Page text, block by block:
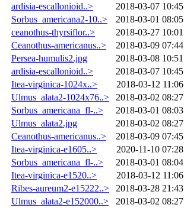
ardisia-escallonioid..>
2018-03-07 10:45
Sorbus_americana2-10..>
2018-03-01 08:05
ceanothus-thyrsiflor..>
2018-03-27 10:01
Ceanothus-americanus..>
2018-03-09 07:44
Persea-humulis2.jpg
2018-03-08 10:51
ardisia-escallonioid..>
2018-03-07 10:45
Itea-virginica-1024x..>
2018-03-12 11:06
Ulmus_alata2-1024x76..>
2018-03-02 08:27
Sorbus_americana_fl-..>
2018-03-01 08:03
Ulmus_alata2.jpg
2018-03-02 08:27
Ceanothus-americanus..>
2018-03-09 07:45
Itea-virginica-e1605..>
2020-11-10 07:28
Sorbus_americana_fl-..>
2018-03-01 08:04
Itea-virginica-e1520..>
2018-03-12 11:06
Ribes-aureum2-e15222..>
2018-03-28 21:43
Ulmus_alata2-e152000..>
2018-03-02 08:27